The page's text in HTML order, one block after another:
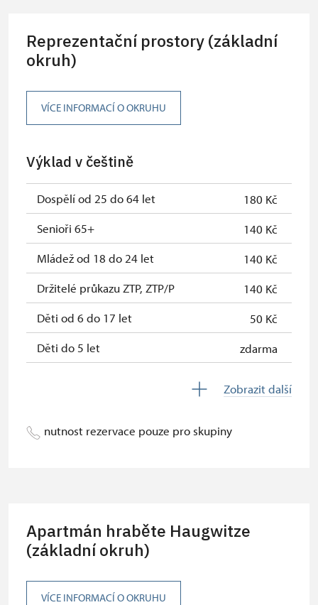
Reprezentační prostory (základní
okruh)
VÍCE INFORMACÍ O OKRUHU
Výklad v češtině
Dospělí od 25 do 64 let
180 Kč
Senioři 65+
140 Kč
Mládež od 18 do 24 let
140 Kč
Držitelé průkazu ZTP, ZTP/P
140 Kč
Děti od 6 do 17 let
50 Kč
Děti do 5 let
zdarma
ČR *
Celoroční volné vstupenky vydané
Zobrazit další
nutnost rezervace pouze pro skupiny
Apartmán hraběte Haugwitze
(základní okruh)
VÍCE INFORMACÍ O OKRUHU